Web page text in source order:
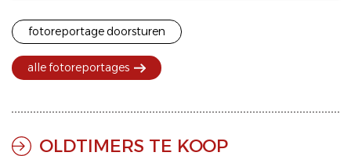
fotoreportage doorsturen
alle fotoreportages
OLDTIMERS TE KOOP